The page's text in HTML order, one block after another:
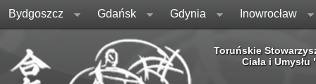
Bydgoszcz Gdańsk Gdynia Inowrocław
Toruńskie
Ciała i Umysłu